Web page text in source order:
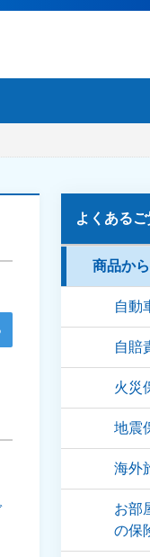
よくあるご
商品か
自動
自賠
火災
地震
海外
お部
の保